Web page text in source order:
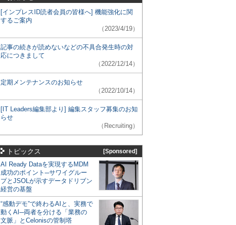
[インプレスID読者会員の皆様へ] 機能強化に関
するご案内
（2023/4/19）
記事の続きが読めないなどの不具合発生時の対
応につきまして
（2022/12/14）
定期メンテナンスのお知らせ
（2022/10/14）
[IT Leaders編集部より] 編集スタッフ募集のお知
らせ
（Recruiting）
トピックス [Sponsored]
AI Ready Dataを実現するMDM
成功のポイント─サワイグルー
プとJSOLが示すデータドリブン
経営の基盤
“感動デモ”で終わるAIと、実務で
動くAI─両者を分ける「業務の
文脈」とCelonisの管制塔